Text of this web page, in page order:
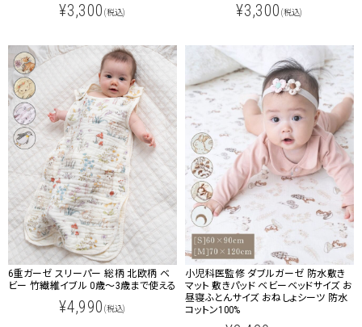
¥3,300 (税込) ¥3,300 (税込)
6重ガーゼ スリーパー 総柄 北欧柄 ベ
ビー 竹繊維イブル 0歳～3歳まで使える
¥4,990 (税込)
小児科医監修 ダブルガーゼ 防水敷き
マット 敷きパッド ベビーベッドサイズ お
昼寝ふとんサイズ おねしょシーツ 防水
コットン100%